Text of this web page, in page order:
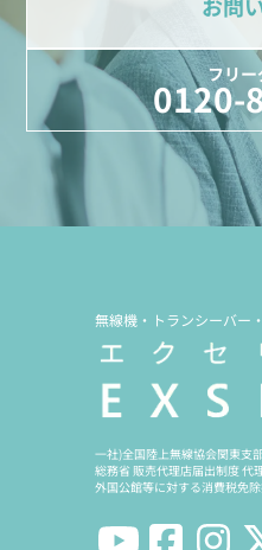
フリ
0120-
無線機・トランシーバー
一社)全国陸上無線協会関東支
総務省 販売代理店届出制度 代
外国公館等に対する消費税免